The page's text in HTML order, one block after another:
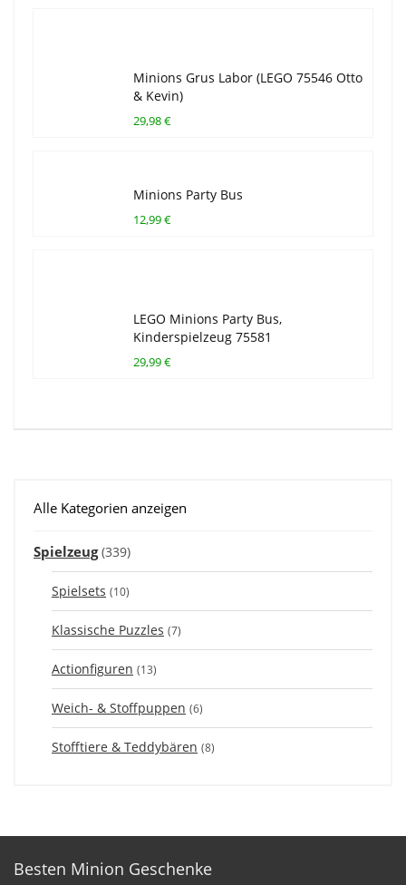
Minions Grus Labor (LEGO 75546 Otto
& Kevin)
29,98 €
Minions Party Bus
12,99 €
LEGO Minions Party Bus,
Kinderspielzeug 75581
29,99 €
Alle Kategorien anzeigen
Spielzeug (339)
Spielsets (10)
Klassische Puzzles (7)
Actionfiguren (13)
Weich- & Stoffpuppen (6)
Stofftiere & Teddybären (8)
Besten Minion Geschenke